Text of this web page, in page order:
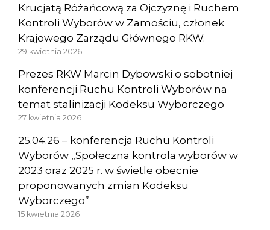
Krucjatą Różańcową za Ojczyznę i Ruchem
Kontroli Wyborów w Zamościu, członek
Krajowego Zarządu Głównego RKW.
29 kwietnia 2026
Prezes RKW Marcin Dybowski o sobotniej
konferencji Ruchu Kontroli Wyborów na
temat stalinizacji Kodeksu Wyborczego
27 kwietnia 2026
25.04.26 – konferencja Ruchu Kontroli
Wyborów „Społeczna kontrola wyborów w
2023 oraz 2025 r. w świetle obecnie
proponowanych zmian Kodeksu
Wyborczego”
15 kwietnia 2026